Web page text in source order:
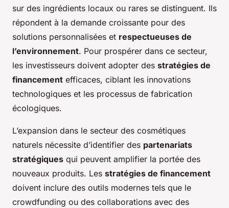
sur des ingrédients locaux ou rares se distinguent. Ils
répondent à la demande croissante pour des
solutions personnalisées et respectueuses de
l’environnement. Pour prospérer dans ce secteur,
les investisseurs doivent adopter des stratégies de
financement efficaces, ciblant les innovations
technologiques et les processus de fabrication
écologiques.
L’expansion dans le secteur des cosmétiques
naturels nécessite d’identifier des partenariats
stratégiques qui peuvent amplifier la portée des
nouveaux produits. Les stratégies de financement
doivent inclure des outils modernes tels que le
crowdfunding ou des collaborations avec des